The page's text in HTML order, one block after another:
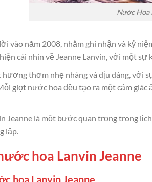
Nước Hoa
vào năm 2008, nhằm ghi nhận và kỷ
cái nhìn về Jeanne Lanvin, với một
hương thơm nhẹ nhàng và dịu dàng, với
giọt nước hoa đều tạo ra một cảm
Jeanne là một bước quan trọng trong
lập.
hoa Lanvin Jeanne
hoa Lanvin Jeanne